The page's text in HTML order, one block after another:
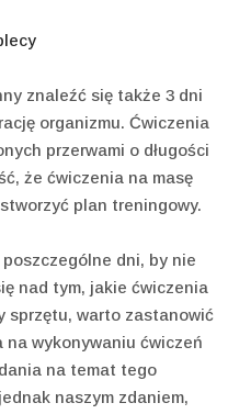
znaleźć się także 3 dni
organizmu. Ćwiczenia
przerwami o długości
że ćwiczenia na masę
plan treningowy.
dni, by nie
nad tym, jakie ćwiczenia
sprzętu, warto zastanowić
wykonywaniu ćwiczeń
na temat tego
naszym zdaniem,